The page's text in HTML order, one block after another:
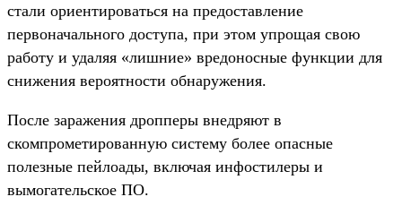
стали ориентироваться на предоставление
первоначального доступа, при этом упрощая свою
работу и удаляя «лишние» вредоносные функции для
снижения вероятности обнаружения.
После заражения дропперы внедряют в
скомпрометированную систему более опасные
полезные пейлоады, включая инфостилеры и
вымогательское ПО.